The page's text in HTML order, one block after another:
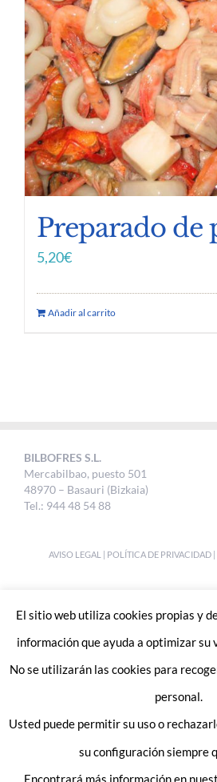
Preparado de
5,20€
Añadir al carrito
BILBOFRES S.L.
Mercabilbao, puesto 501
48970 – Basauri (Bizkaia)
Tel.: 944 48 54 88
AVISO LEGAL | POLÍTICA DE PRIVACIDAD |
El sitio web utiliza cookies propias y
información que ayuda a optimizar su
No se utilizarán las cookies para
personal.
Usted puede permitir su uso o
su configuración siempre
Encontrará más información en